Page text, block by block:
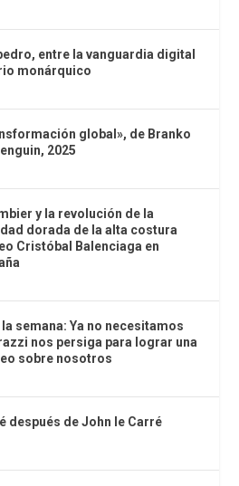
entre la vanguardia digital
monárquico
global», de Branko
2025
y la revolución de la
dorada de la alta costura
Cristóbal Balenciaga en
semana: Ya no necesitamos
nos persiga para lograr una
sobre nosotros
después de John le Carré